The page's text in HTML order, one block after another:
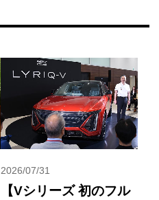
2026/07/31
【Vシリーズ 初のフル